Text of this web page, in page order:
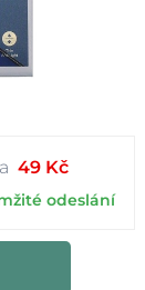
49 Kč
odeslání